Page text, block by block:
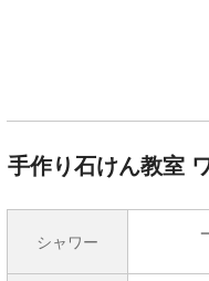
手作り石けん教室
シャワー